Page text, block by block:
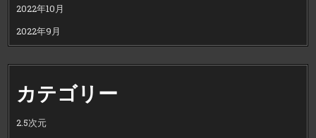
2022年10月
2022年9月
カテゴリー
2.5次元